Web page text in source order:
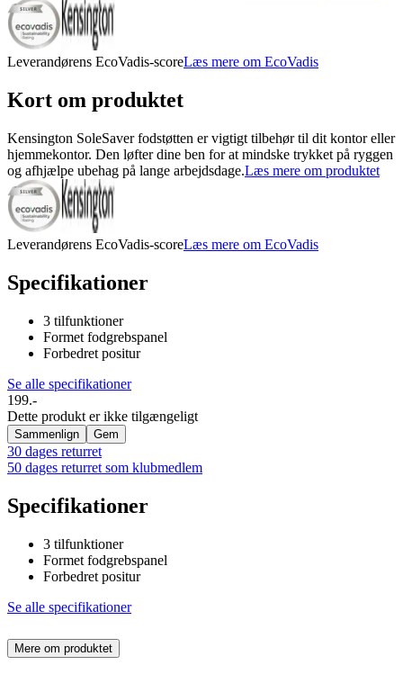
Leverandørens EcoVadis-scoreLæs mere om EcoVadis
Kort om produktet
Kensington SoleSaver fodstøtten er vigtigt tilbehør til dit kontor eller
hjemmekontor. Den løfter dine ben for at mindske trykket på ryggen
og afhjælpe ubehag på lange arbejdsdage.Læs mere om produktet
Leverandørens EcoVadis-scoreLæs mere om EcoVadis
Specifikationer
3 tilfunktioner
Formet fodgrebspanel
Forbedret positur
Se alle specifikationer
199.-
Dette produkt er ikke tilgængeligt
Sammenlign Gem
30 dages returret
50 dages returret som klubmedlem
Specifikationer
3 tilfunktioner
Formet fodgrebspanel
Forbedret positur
Se alle specifikationer
Mere om produktet